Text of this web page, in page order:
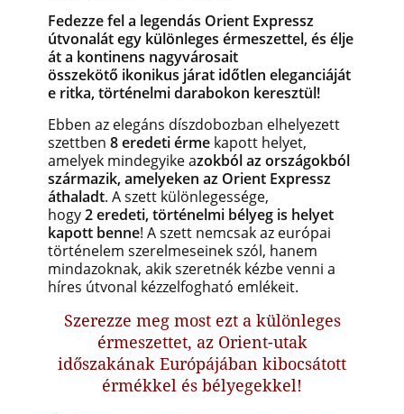
Fedezze fel a legendás Orient Expressz
útvonalát egy különleges érmeszettel, és élje
át a kontinens nagyvárosait
összekötő ikonikus járat időtlen eleganciáját
e ritka, történelmi darabokon keresztül!
Ebben az elegáns díszdobozban elhelyezett
szettben 8 eredeti érme kapott helyet,
amelyek mindegyikeazokból az országokból
származik, amelyeken az Orient Expressz
áthaladt. A szett különlegessége,
hogy2 eredeti, történelmi bélyeg is helyet
kapott benne! A szett nemcsak az európai
történelem szerelmeseinek szól, hanem
mindazoknak, akik szeretnék kézbe venni a
híres útvonal kézzelfogható emlékeit.
Szerezze meg most ezt a különleges
érmeszettet, az Orient-utak
időszakának Európájában kibocsátott
érmékkel és bélyegekkel!